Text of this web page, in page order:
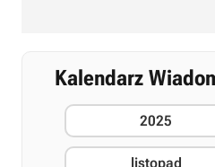
Kalendarz
2025
listopad